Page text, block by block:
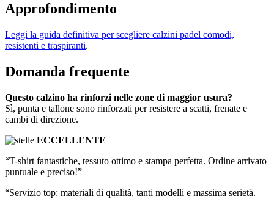
Approfondimento
Leggi la guida definitiva per scegliere calzini padel comodi,
resistenti e traspiranti.
Domanda frequente
Questo calzino ha rinforzi nelle zone di maggior usura?
Sì, punta e tallone sono rinforzati per resistere a scatti, frenate e
cambi di direzione.
ECCELLENTE
“T-shirt fantastiche, tessuto ottimo e stampa perfetta. Ordine arrivato
puntuale e preciso!”
“Servizio top: materiali di qualità, tanti modelli e massima serietà.